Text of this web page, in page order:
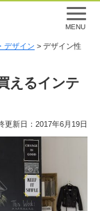
MENU
デザイン > デザイン性
えるインテ
更新日：2017年6月19日